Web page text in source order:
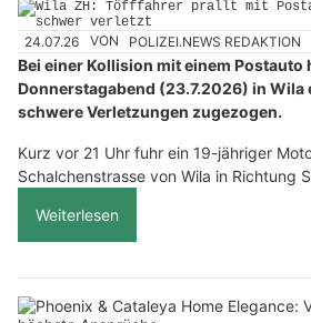
24.07.26 VON POLIZEI.NEWS REDAKTION
Bei einer Kollision mit einem Postauto
Donnerstagabend (23.7.2026) in
schwere Verletzungen zugezogen.
Kurz vor 21 Uhr fuhr ein 19-jähriger
Schalchenstrasse von Wila in Richtung
Weiterlesen